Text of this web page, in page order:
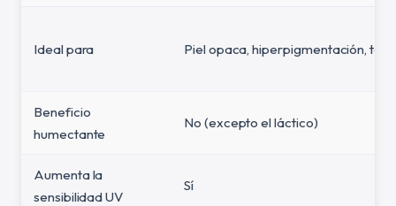
Ideal para Piel opaca, hiperpigmentación,
Beneficio
humectante
No (excepto el láctico)
Aumenta la
sensibilidad UV
Sí